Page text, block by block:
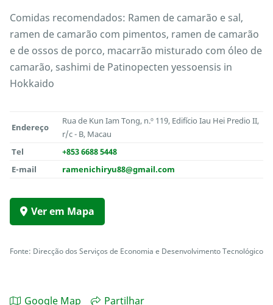
Comidas recomendados: Ramen de camarão e sal,
ramen de camarão com pimentos, ramen de camarão
e de ossos de porco, macarrão misturado com óleo de
camarão, sashimi de Patinopecten yessoensis in
Hokkaido
Endereço
Rua de Kun Iam Tong, n.º 119, Edifício Iau Hei Predio II,
r/c - B, Macau
Tel
+853 6688 5448
E-mail
ramenichiryu88@gmail.com
Ver em Mapa
Fonte: Direcção dos Serviços de Economia e Desenvolvimento Tecnológico
Google Map Partilhar